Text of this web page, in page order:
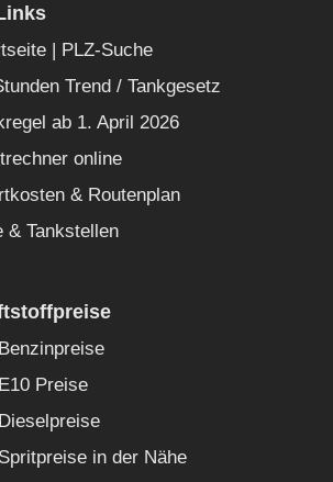
| PLZ-Suche
Trend / Tankgesetz
ab 1. April 2026
online
& Routenplan
& Tankstellen
Benzinpreise
E10 Preise
Dieselpreise
Spritpreise in der Nähe